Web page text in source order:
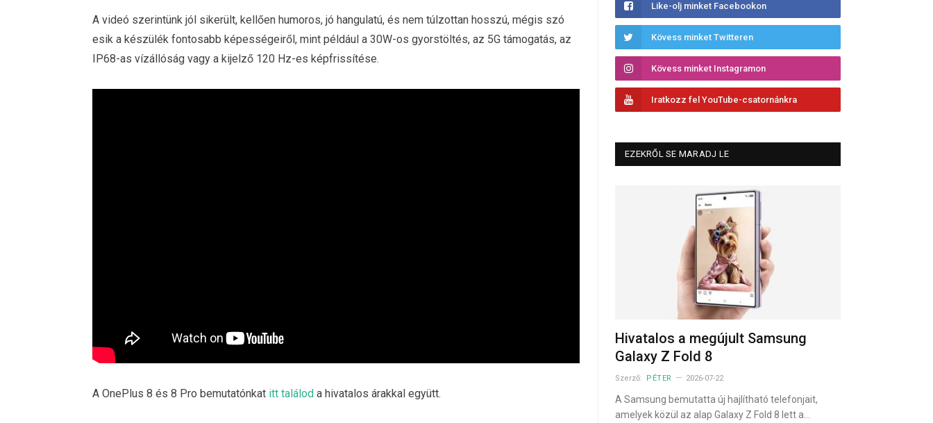
A videó szerintünk jól sikerült, kellően humoros, jó hangulatú, és nem túlzottan hosszú, mégis szó
esik a készülék fontosabb képességeiről, mint például a 30W-os gyorstöltés, az 5G támogatás, az
IP68-as vízállóság vagy a kijelző 120 Hz-es képfrissítése.
A OnePlus 8 és 8 Pro bemutatónkat itt találod a hivatalos árakkal együtt.
Like-olj minket Facebookon
Kövess minket Twitteren
Kövess minket Instagramon
Iratkozz fel YouTube-csatornánkra
EZEKRŐL SE MARADJ LE
Hivatalos a megújult Samsung
Galaxy Z Fold 8
Szerző: PÉTER 2026-07-22
A Samsung bemutatta új hajlítható telefonjait,
amelyek közül az alap Galaxy Z Fold 8 lett a…